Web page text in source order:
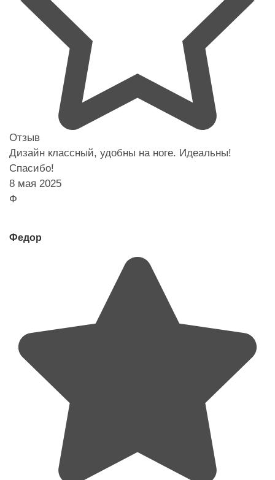
Отзыв
Дизайн классный, удобны на ноге. Идеальны!
Спасибо!
8 мая 2025
Ф
Федор